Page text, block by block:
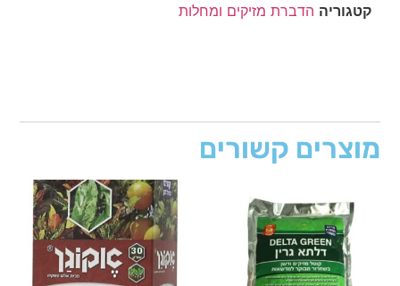
קטגוריה הדברת מזיקים ומחלות
מוצרים קשורים